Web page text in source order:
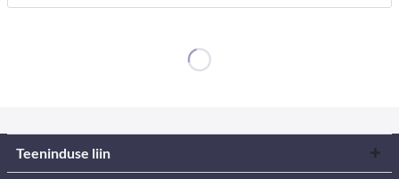
Teeninduse liin